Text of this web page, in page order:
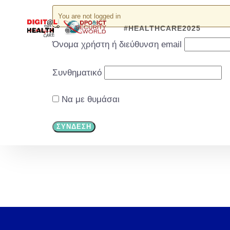
#HEALTHCARE2025
You are not logged in
Όνομα χρήστη ή διεύθυνση email
Συνθηματικό
Να με θυμάσαι